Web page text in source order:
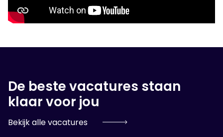
De beste vacatures staan
klaar voor jou
Bekijk alle vacatures